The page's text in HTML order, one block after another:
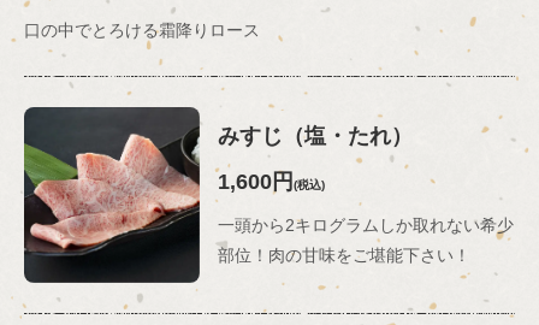
口の中でとろける霜降りロース
みすじ（塩・たれ）
1,600円(税込)
一頭から2キログラムしか取れない希少
部位！肉の甘味をご堪能下さい！